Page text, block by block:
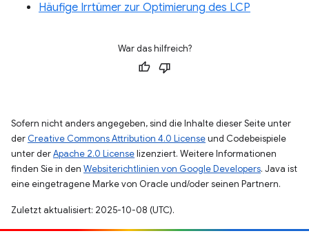
Häufige Irrtümer zur Optimierung des LCP
War das hilfreich?
Sofern nicht anders angegeben, sind die Inhalte dieser Seite unter
der Creative Commons Attribution 4.0 Licenseund Codebeispiele
unter derApache 2.0 Licenselizenziert. Weitere Informationen
finden Sie in den Websiterichtlinien von Google Developers. Java ist
eine eingetragene Marke von Oracle und/oder seinen Partnern.
Zuletzt aktualisiert: 2025-10-08 (UTC).